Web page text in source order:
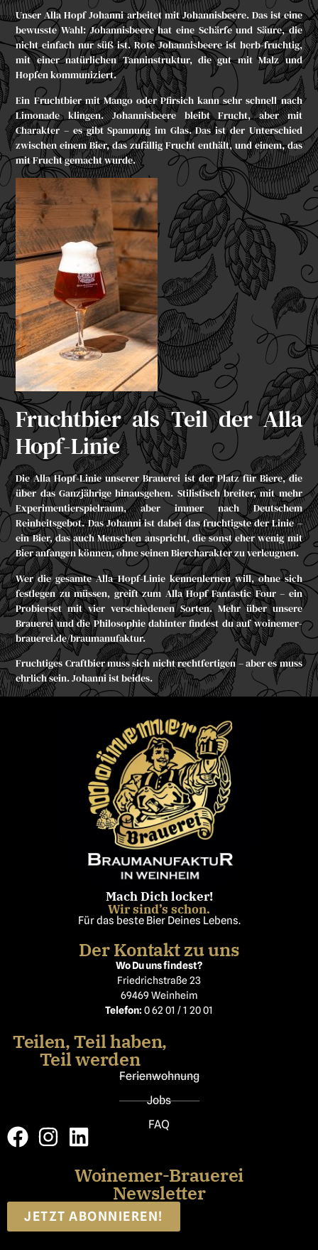
UnserAlla Hopf Johanniarbeitet mit Johannisbeere. Das ist eine
bewusste Wahl: Johannisbeere hat eine Schärfe und Säure, die
nicht einfach nur süß ist. Rote Johannisbeere ist herb-fruchtig,
mit einer natürlichen Tanninstruktur, die gut mit Malz und
Hopfen kommuniziert.
Ein Fruchtbier mit Mango oder Pfirsich kann sehr schnell nach
Limonade klingen. Johannisbeere bleibt Frucht, aber mit
Charakter – es gibt Spannung im Glas. Das ist der Unterschied
zwischen einem Bier, das zufällig Frucht enthält, und einem, das
mit Frucht gemacht wurde.
Fruchtbier als Teil der Alla
Hopf-Linie
Die Alla Hopf-Linie unserer Brauerei ist der Platz für Biere, die
über das Ganzjährige hinausgehen. Stilistisch breiter, mit mehr
Experimentierspielraum, aber immer nach Deutschem
Reinheitsgebot. Das Johanni ist dabei das fruchtigste der Linie –
ein Bier, das auch Menschen anspricht, die sonst eher wenig mit
Bier anfangen können, ohne seinen Biercharakter zu verleugnen.
Wer die gesamte Alla Hopf-Linie kennenlernen will, ohne sich
festlegen zu müssen, greift zum Alla Hopf Fantastic Four– ein
Probierset mit vier verschiedenen Sorten. Mehr über unsere
Brauerei und die Philosophie dahinter findest du aufwoinemer-
brauerei.de/braumanufaktur.
Fruchtiges Craftbier muss sich nicht rechtfertigen – aber es muss
ehrlich sein. Johanni ist beides.
Mach Dich locker!
Wir sind’s schon.
Für das beste Bier Deines Lebens.
Der Kontakt zu uns
Wo Du uns findest?
Friedrichstraße 23
69469 Weinheim
Telefon: 0 62 01 / 1 20 01
Teilen, Teil haben,
Teil werden
Ferienwohnung
Jobs
FAQ
Woinemer-Brauerei
Newsletter
JETZT ABONNIEREN!